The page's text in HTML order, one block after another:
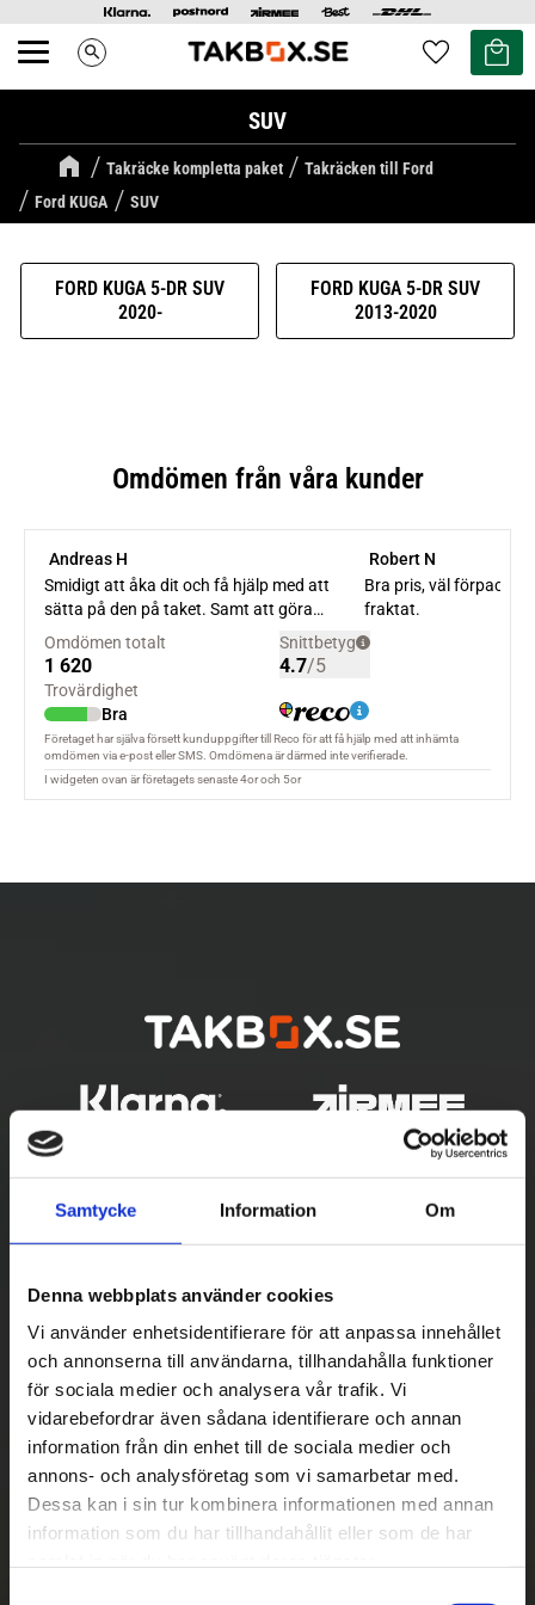
Samtycke Information Om
Denna webbplats använder cookies
Vi använder enhetsidentifierare för att anpassa innehållet
och annonserna till användarna, tillhandahålla funktioner
för sociala medier och analysera vår trafik. Vi
vidarebefordrar även sådana identifierare och annan
information från din enhet till de sociala medier och
annons- och analysföretag som vi samarbetar med.
Dessa kan i sin tur kombinera informationen med annan
information som du har tillhandahållit eller som de har
Meny search Favoriter
Kundvagn
SUV
Takräcke kompletta paket
Takräcken till Ford
Ford KUGA
SUV
FORD KUGA 5-DR SUV
2020-
FORD KUGA 5-DR SUV
2013-2020
Betala säkert
|| Välj ||
Snabba leveranser
||
Eller ||
Hämta på lagret med/utan montering